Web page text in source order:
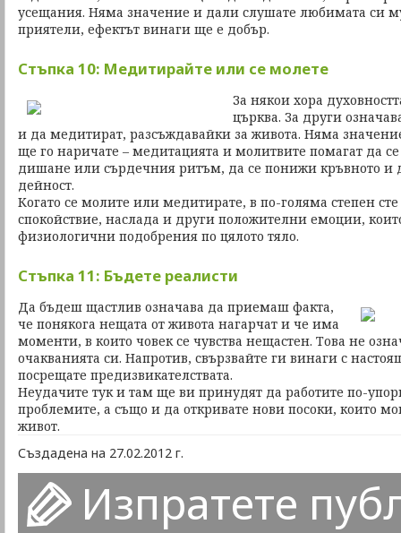
усещания. Няма значение и дали слушате любимата си
приятели, ефектът винаги ще е добър.
Стъпка 10: Медитирайте или се молете
За някои хора
църква. За други
и да медитират, разсъждавайки за живота. Няма
ще го наричате – медитацията и молитвите помагат да се
дишане или сърдечния ритъм, да се понижи кръвното и
дейност.
Когато се молите или медитирате, в по-голяма степен
спокойствие, наслада и други положителни емоции,
физиологични подобрения по цялото тяло.
Стъпка 11: Бъдете реалисти
Да бъдеш щастлив означава да приемаш факта,
че понякога нещата от живота нагарчат и че има
моменти, в които човек се чувства нещастен. Това не
очакванията си. Напротив, свързвайте ги винаги с
посрещате предизвикателствата.
Неудачите тук и там ще ви принудят да работите по-
проблемите, а също и да откривате нови посоки, които
живот.
Създадена на 27.02.2012 г.
Изпратете